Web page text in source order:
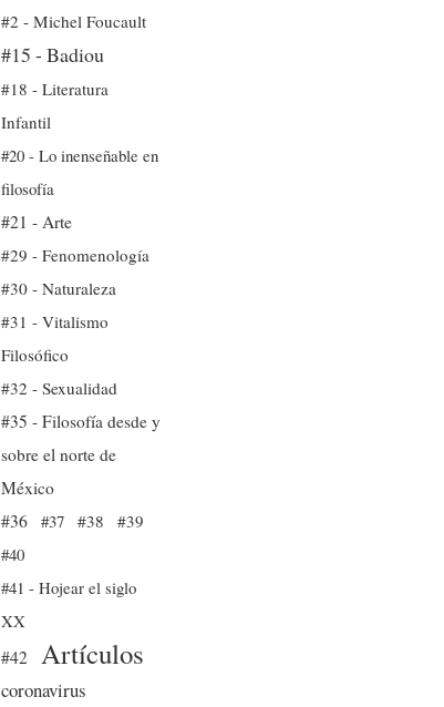
#2 - Michel Foucault
#15 - Badiou
#18 - Literatura
Infantil
#20 - Lo inenseñable en
filosofía
#21 - Arte
#29 - Fenomenología
#30 - Naturaleza
#31 - Vitalismo
Filosófico
#32 - Sexualidad
#35 - Filosofía desde y
sobre el norte de
México
#36
#37 #38
#39
#40
#41 - Hojear el siglo
XX
#42
Artículos
coronavirus